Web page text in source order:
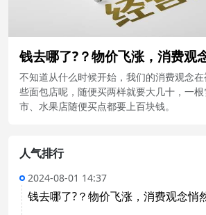
钱去哪了?？物价飞涨，消费观
不知道从什么时候开始，我们的消费观念
些面包店呢，随便买两样就要大几十，一
市、水果店随便买点都要上百块钱。
人气排行
2024-08-01 14:37
钱去哪了?？物价飞涨，消费观念悄